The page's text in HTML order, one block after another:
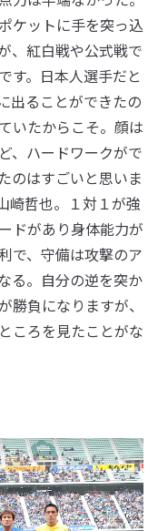
ケットに手を突っ込
、紅白戦や公式戦で
す。日本人選手だと
出ることができたの
いたからこそ。顔は
、ハードワークがで
のはすごいと思いま
崎哲也。１対１が強
ドがあり身体能力が
で、守備は攻撃のア
る。自分の逆を突か
勝負になりますが、
ころを見たことがな